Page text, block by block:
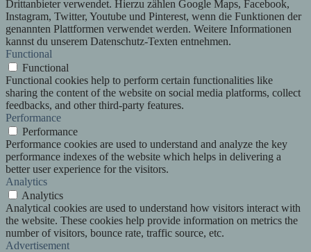
Drittanbieter verwendet. Hierzu zählen Google Maps, Facebook,
Instagram, Twitter, Youtube und Pinterest, wenn die Funktionen der
genannten Plattformen verwendet werden. Weitere Informationen
kannst du unserem Datenschutz-Texten entnehmen.
Functional
Functional
Functional cookies help to perform certain functionalities like
sharing the content of the website on social media platforms, collect
feedbacks, and other third-party features.
Performance
Performance
Performance cookies are used to understand and analyze the key
performance indexes of the website which helps in delivering a
better user experience for the visitors.
Analytics
Analytics
Analytical cookies are used to understand how visitors interact with
the website. These cookies help provide information on metrics the
number of visitors, bounce rate, traffic source, etc.
Advertisement